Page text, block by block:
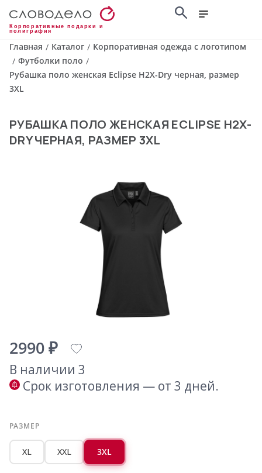
Корпоративные подарки и
полиграфия
Главная / Каталог / Корпоративная одежда с логотипом
/ Футболки поло /
Рубашка поло женская Eclipse H2X-Dry черная, размер
3XL
РУБАШКА ПОЛО ЖЕНСКАЯ ECLIPSE H2X-
DRY ЧЕРНАЯ, РАЗМЕР 3XL
2990 ₽
В наличии 3
Срок изготовления — от 3 дней.
РАЗМЕР
XL XXL 3XL